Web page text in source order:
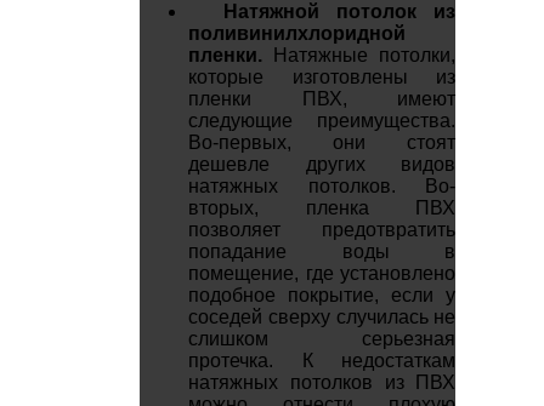
Натяжной потолок из
поливинилхлоридной
пленки. Натяжные потолки,
которые изготовлены из
пленки ПВХ, имеют
следующие преимущества.
Во-первых, они стоят
дешевле других видов
натяжных потолков. Во-
вторых, пленка ПВХ
позволяет предотвратить
попадание воды в
помещение, где установлено
подобное покрытие, если у
соседей сверху случилась не
слишком серьезная
протечка. К недостаткам
натяжных потолков из ПВХ